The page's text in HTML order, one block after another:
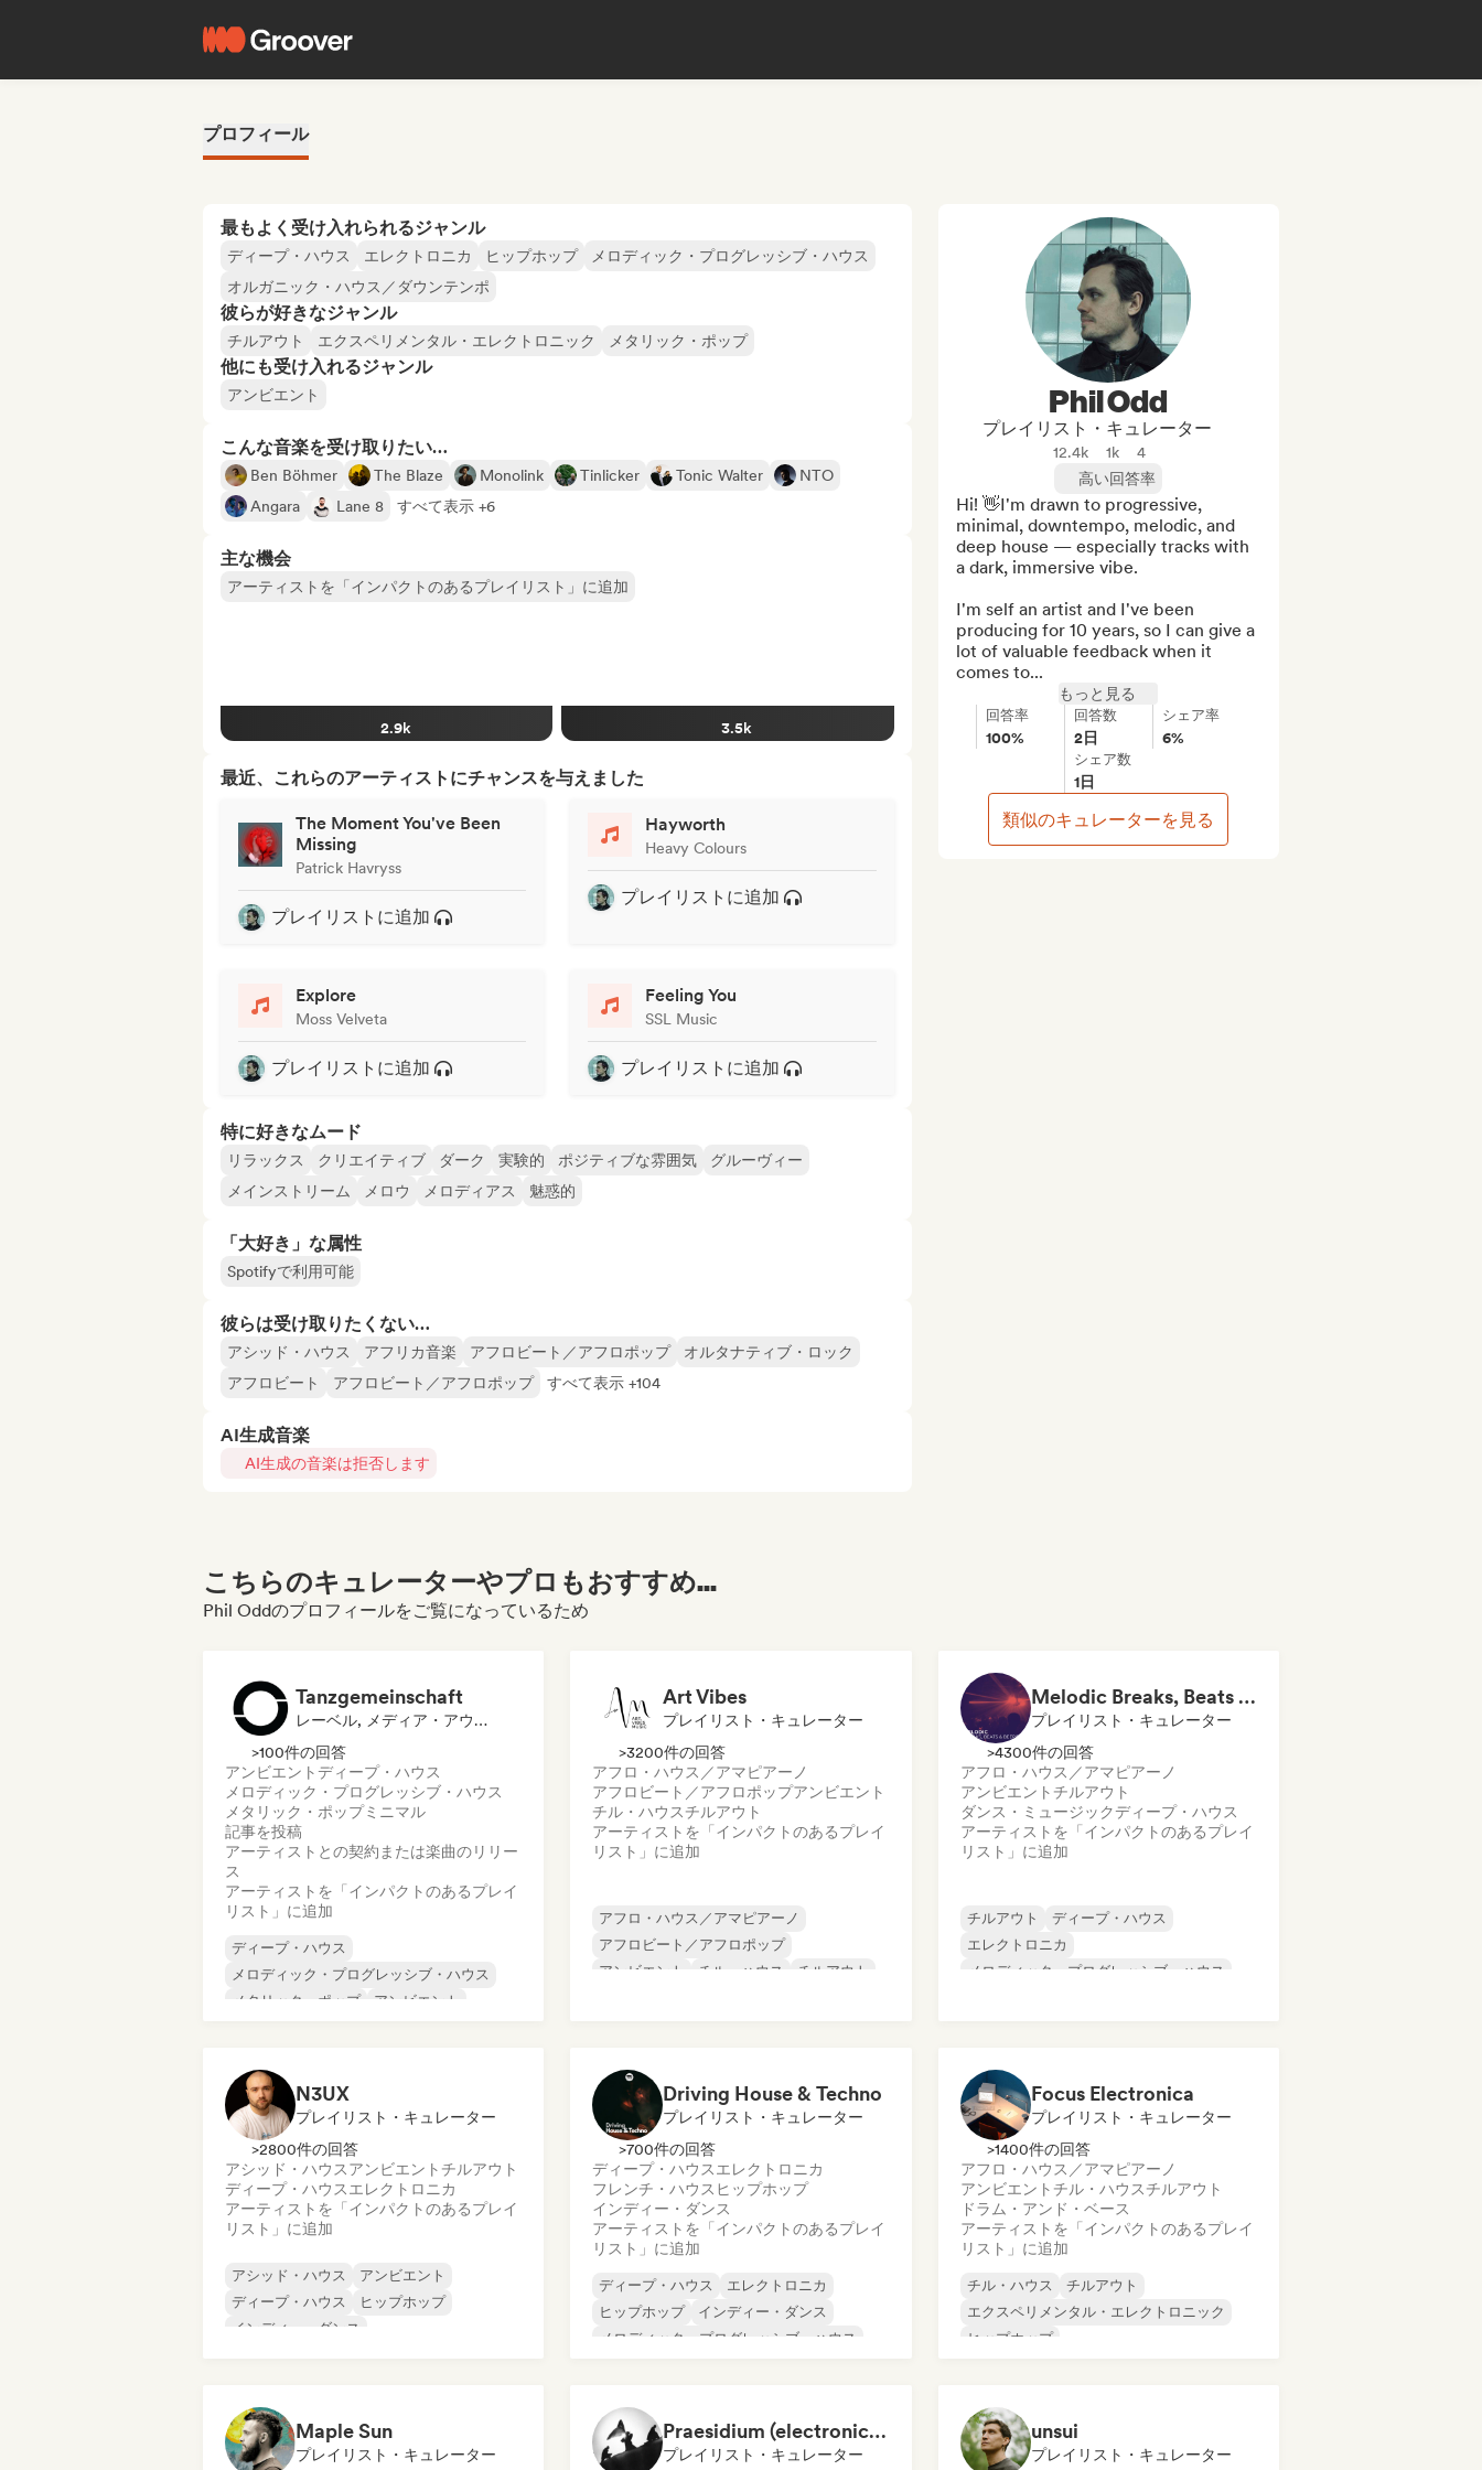
プロフィール
最もよく受け入れられるジャンル
ディープ・ハウス エレクトロニカ ヒップホップ
メロディック・プログレッシブ・ハウス
オルガニック・ハウス／ダウンテンポ
彼らが好きなジャンル
チルアウト エクスペリメンタル・エレクトロニック メタリック・ポップ
他にも受け入れるジャンル
アンビエント
こんな音楽を受け取りたい…
Ben Böhmer The Blaze Monolink Tinlicker Tonic Walter
NTO
Angara
Lane 8 すべて表示 +6
主な機会
アーティストを「インパクトのあるプレイリスト」に追加
2.9k 3.5k
最近、これらのアーティストにチャンスを与えました
The Moment You've Been
Missing
Patrick Havryss
プレイリストに追加
Hayworth
Heavy Colours
プレイリストに追加
Explore
Moss Velveta
プレイリストに追加
Feeling You
SSL Music
プレイリストに追加
特に好きなムード
リラックス クリエイティブ ダーク 実験的 ポジティブな雰囲気
グルーヴィー
メインストリーム
メロウ メロディアス 魅惑的
「大好き」な属性
Spotifyで利用可能
彼らは受け取りたくない…
アシッド・ハウス アフリカ音楽 アフロビート／アフロポップ
オルタナティブ・ロック
アフロビート
アフロビート／アフロポップ すべて表示 +104
AI生成音楽
AI生成の音楽は拒否します
Phil Odd
プレイリスト・キュレーター
12.4k 1k
4
高い回答率
Hi! 👋I'm drawn to progressive,
minimal, downtempo, melodic, and
deep house — especially tracks with
a dark, immersive vibe.
I'm self an artist and I've been
producing for 10 years, so I can give a
lot of valuable feedback when it
comes to...
もっと見る
回答率
100%
回答数
2日
シェア率
6%
シェア数
1日
類似のキュレーターを見る
こちらのキュレーターやプロもおすすめ...
Phil Oddのプロフィールをご覧になっているため
Tanzgemeinschaft
レーベル, メディア・アウトレット／ジャーナリスト, プレイリスト・キュレーター
>100件の回答
アンビエントディープ・ハウス
メロディック・プログレッシブ・ハウス
メタリック・ポップミニマル
記事を投稿
アーティストとの契約または楽曲のリリー
ス
アーティストを「インパクトのあるプレイ
リスト」に追加
ディープ・ハウス
メロディック・プログレッシブ・ハウス
メタリック・ポップ
アンビエント
Art Vibes
プレイリスト・キュレーター
>3200件の回答
アフロ・ハウス／アマピアーノ
アフロビート／アフロポップアンビエント
チル・ハウスチルアウト
アーティストを「インパクトのあるプレイ
リスト」に追加
アフロ・ハウス／アマピアーノ
アフロビート／アフロポップ
アンビエント
チル・ハウス
チルアウト
Melodic Breaks, Beats & Beeps
プレイリスト・キュレーター
>4300件の回答
アフロ・ハウス／アマピアーノ
アンビエント チルアウト
ダンス・ミュージックディープ・ハウス
アーティストを「インパクトのあるプレイ
リスト」に追加
チルアウト
ディープ・ハウス
エレクトロニカ
メロディック・プログレッシブ・ハウス
N3UX
プレイリスト・キュレーター
>2800件の回答
アシッド・ハウスアンビエント チルアウト
ディープ・ハウスエレクトロニカ
アーティストを「インパクトのあるプレイ
リスト」に追加
アシッド・ハウス
アンビエント
ディープ・ハウス
ヒップホップ
インディー・ダンス
オルガニック・ハウス／ダウンテンポ
Driving House & Techno
プレイリスト・キュレーター
>700件の回答
ディープ・ハウスエレクトロニカ
フレンチ・ハウス ヒップホップ
インディー・ダンス
アーティストを「インパクトのあるプレイ
リスト」に追加
ディープ・ハウス
エレクトロニカ
ヒップホップ
インディー・ダンス
メロディック・プログレッシブ・ハウス
Focus Electronica
プレイリスト・キュレーター
>1400件の回答
アフロ・ハウス／アマピアーノ
アンビエント チル・ハウスチルアウト
ドラム・アンド・ベース
アーティストを「インパクトのあるプレイ
リスト」に追加
チル・ハウス
チルアウト
エクスペリメンタル・エレクトロニック
ヒップホップ
オルガニック・ハウス／ダウンテンポ
アフロ・ハウス／アマピアーノ
Maple Sun
プレイリスト・キュレーター
Praesidium (electronic escape + indie electronic + sad songs for doomers)
プレイリスト・キュレーター
unsui
プレイリスト・キュレーター